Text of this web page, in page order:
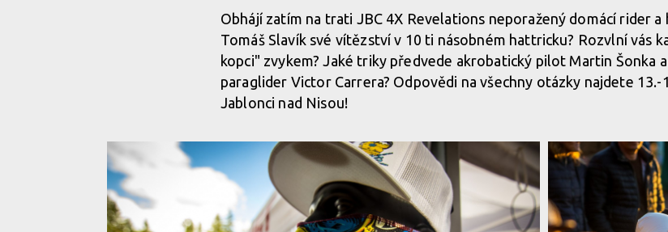
Obhájí zatím na trati JBC 4X Revelations neporažený domácí rider
Tomáš Slavík své vítězství v 10 ti násobném hattricku? Rozvlní vás
kopci" zvykem? Jaké triky předvede akrobatický pilot Martin Šonka
paraglider Victor Carrera? Odpovědi na všechny otázky najdete 13.-
Jablonci nad Nisou!